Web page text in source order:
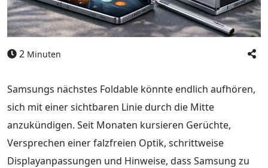
2 Minuten
Samsungs nächstes Foldable könnte endlich aufhören,
sich mit einer sichtbaren Linie durch die Mitte
anzukündigen. Seit Monaten kursieren Gerüchte,
Versprechen einer falzfreien Optik, schrittweise
Displayanpassungen und Hinweise, dass Samsung zu